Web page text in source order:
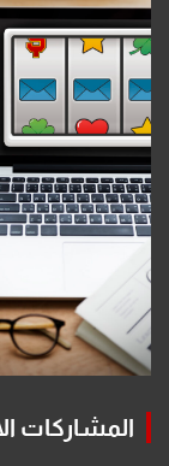
المشاركات